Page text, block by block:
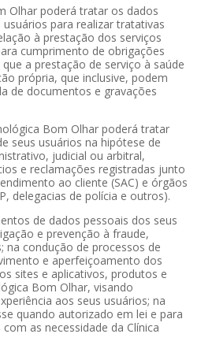
Olhar poderá tratar os dados
para realizar tratativas
à prestação dos serviços
cumprimento de obrigações
a prestação de serviço à saúde
própria, que inclusive, podem
de documentos e gravações
Bom Olhar poderá tratar
seus usuários na hipótese de
judicial ou arbitral,
e reclamações registradas junto
ao cliente (SAC) e órgãos
delegacias de polícia e outros).
de dados pessoais dos seus
e prevenção à fraude,
na condução de processos de
e aperfeiçoamento dos
sites e aplicativos, produtos e
Bom Olhar, visando
aos seus usuários; na
quando autorizado em lei e para
as necessidade da Clínica